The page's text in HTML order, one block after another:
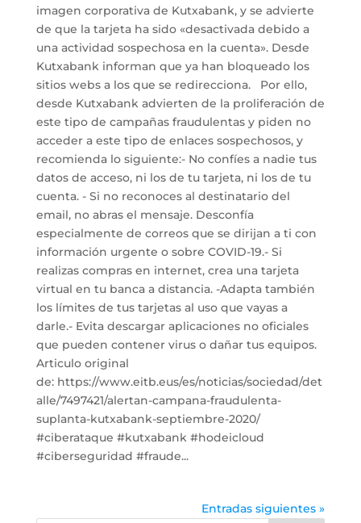
imagen corporativa de Kutxabank, y se advierte
de que la tarjeta ha sido «desactivada debido a
una actividad sospechosa en la cuenta». Desde
Kutxabank informan que ya han bloqueado los
sitios webs a los que se redirecciona. Por ello,
desde Kutxabank advierten de la proliferación de
este tipo de campañas fraudulentas y piden no
acceder a este tipo de enlaces sospechosos, y
recomienda lo siguiente:- No confíes a nadie tus
datos de acceso, ni los de tu tarjeta, ni los de tu
cuenta. - Si no reconoces al destinatario del
email, no abras el mensaje. Desconfía
especialmente de correos que se dirijan a ti con
información urgente o sobre COVID-19.- Si
realizas compras en internet, crea una tarjeta
virtual en tu banca a distancia. -Adapta también
los límites de tus tarjetas al uso que vayas a
darle.- Evita descargar aplicaciones no oficiales
que pueden contener virus o dañar tus equipos.
Articulo original
de: https://www.eitb.eus/es/noticias/sociedad/det
alle/7497421/alertan-campana-fraudulenta-
suplanta-kutxabank-septiembre-2020/
#ciberataque #kutxabank #hodeicloud
#ciberseguridad #fraude...
Entradas siguientes »